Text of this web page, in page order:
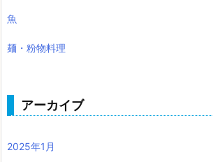
魚
麺・粉物料理
アーカイブ
2025年1月